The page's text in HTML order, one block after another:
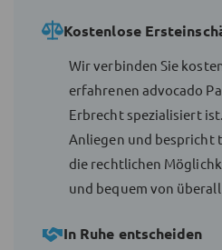
Kostenlose
Wir verbinden Sie
erfahrenen advocado
Erbrecht spezialisiert
Anliegen und bespricht
die rechtlichen
und bequem von
In Ruhe entscheiden